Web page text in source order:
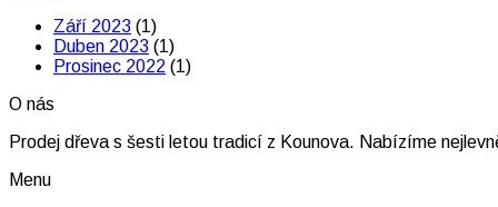
Září 2023 (1)
Duben 2023 (1)
Prosinec 2022 (1)
O nás
Prodej dřeva s šesti letou tradicí z Kounova. Nabízíme
Menu